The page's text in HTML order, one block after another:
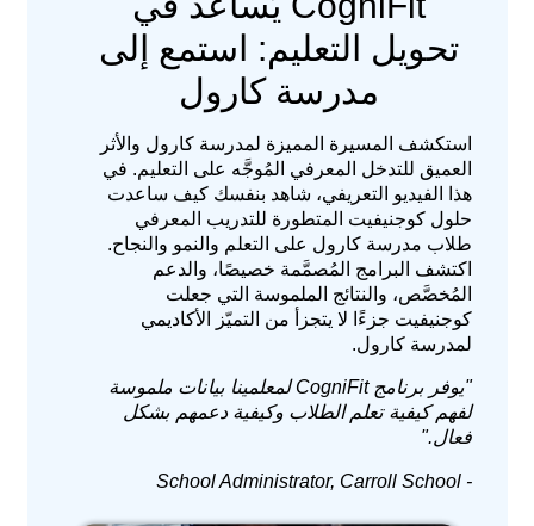
تحويل التعليم: استمع إلى
مدرسة كارول
استكشف المسيرة المميزة لمدرسة كارول والأثر
العميق للتدخل المعرفي المُوجَّه على التعليم. في
هذا الفيديو التعريفي، شاهد بنفسك كيف ساعدت
حلول كوجنيفيت المتطورة للتدريب المعرفي
طلاب مدرسة كارول على التعلم والنمو والنجاح.
اكتشف البرامج المُصمَّمة خصيصًا، والدعم
المُخصَّص، والنتائج الملموسة التي جعلت
كوجنيفيت جزءًا لا يتجزأ من التميّز الأكاديمي
لمدرسة كارول.
"يوفر برنامج CogniFit لمعلمينا بيانات ملموسة
لفهم كيفية تعلم الطلاب وكيفية دعمهم بشكل
فعال."
- School Administrator, Carroll School